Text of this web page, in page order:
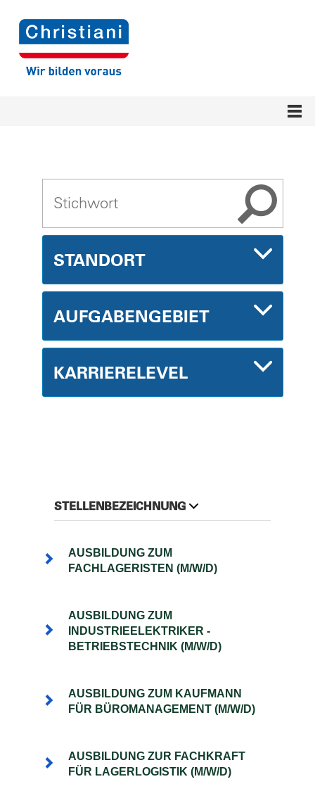
STANDORT
AUFGABENGEBIET
KARRIERELEVEL
STELLENBEZEICHNUNG
AUSBILDUNG ZUM
FACHLAGERISTEN (M/W/D)
AUSBILDUNG ZUM
INDUSTRIEELEKTRIKER -
BETRIEBSTECHNIK (M/W/D)
AUSBILDUNG ZUM KAUFMANN
FÜR BÜROMANAGEMENT (M/W/D)
AUSBILDUNG ZUR FACHKRAFT
FÜR LAGERLOGISTIK (M/W/D)